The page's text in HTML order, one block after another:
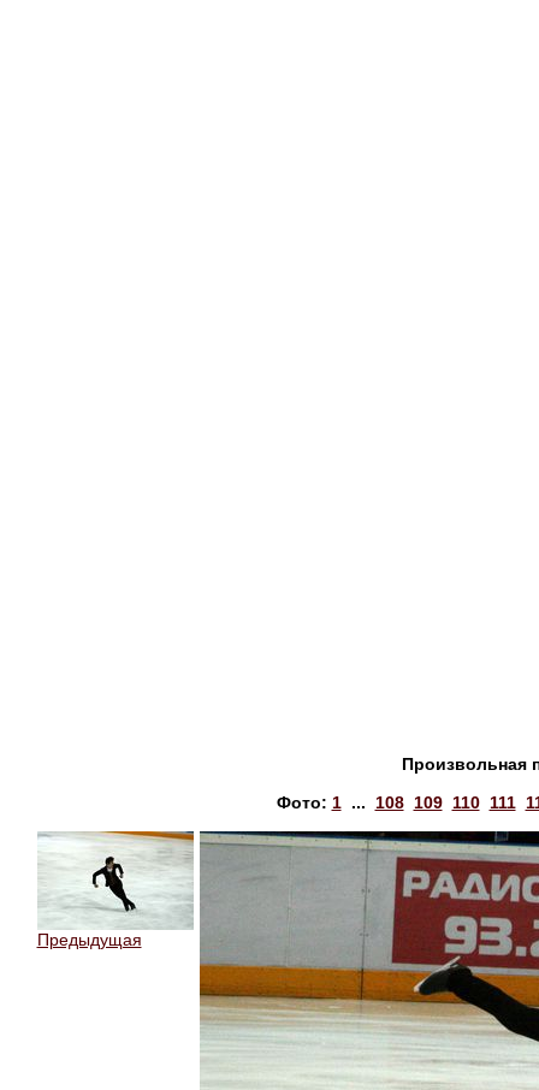
Произвольная
Фото: 1... 108 109 110 111
Предыдущая